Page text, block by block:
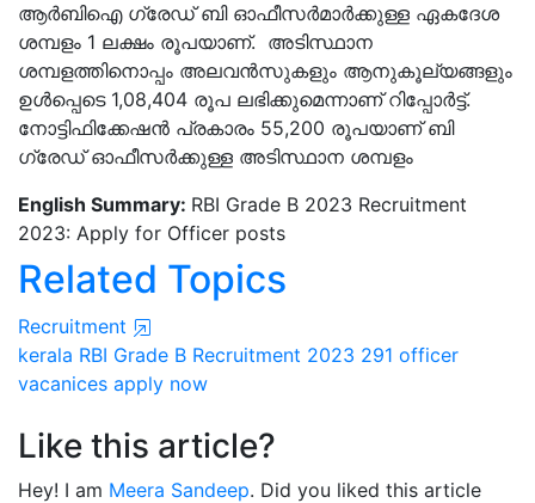
ആര്‍ബിഐ ഗ്രേഡ് ബി ഓഫീസർമാർക്കുള്ള ഏകദേശ
ശമ്പളം 1 ലക്ഷം രൂപയാണ്. അടിസ്ഥാന
ശമ്പളത്തിനൊപ്പം അലവന്‍സുകളും ആനുകൂല്യങ്ങളും
ഉള്‍പ്പെടെ 1,08,404 രൂപ ലഭിക്കുമെന്നാണ് റിപ്പോർട്ട്.
നോട്ടിഫിക്കേഷൻ പ്രകാരം 55,200 രൂപയാണ് ബി
ഗ്രേഡ് ഓഫീസർക്കുള്ള അടിസ്ഥാന ശമ്പളം
English Summary: RBI Grade B 2023 Recruitment
2023: Apply for Officer posts
Related Topics
Recruitment
kerala RBI Grade B Recruitment 2023 291 officer
vacanices apply now
Like this article?
Hey! I am Meera Sandeep. Did you liked this article